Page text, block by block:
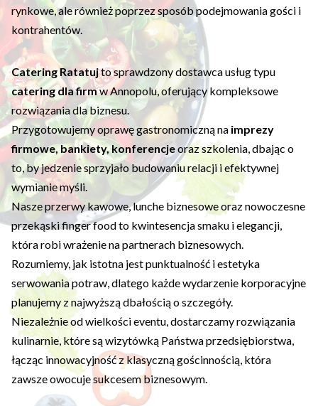
rynkowe, ale również poprzez sposób podejmowania gości i
kontrahentów.
Catering Ratatujto sprawdzony dostawca usług typu
catering dla firmw Annopolu, oferujący kompleksowe
rozwiązania dla biznesu.
Przygotowujemy oprawę gastronomiczną na imprezy
firmowe, bankiety, konferencjeoraz szkolenia, dbając o
to, by jedzenie sprzyjało budowaniu relacji i efektywnej
wymianie myśli.
Nasze przerwy kawowe, lunche biznesowe oraz nowoczesne
przekąski finger food to kwintesencja smaku i elegancji,
która robi wrażenie na partnerach biznesowych.
Rozumiemy, jak istotna jest punktualność i estetyka
serwowania potraw, dlatego każde wydarzenie korporacyjne
planujemy z najwyższą dbałością o szczegóły.
Niezależnie od wielkości eventu, dostarczamy rozwiązania
kulinarnie, które są wizytówką Państwa przedsiębiorstwa,
łącząc innowacyjność z klasyczną gościnnością, która
zawsze owocuje sukcesem biznesowym.